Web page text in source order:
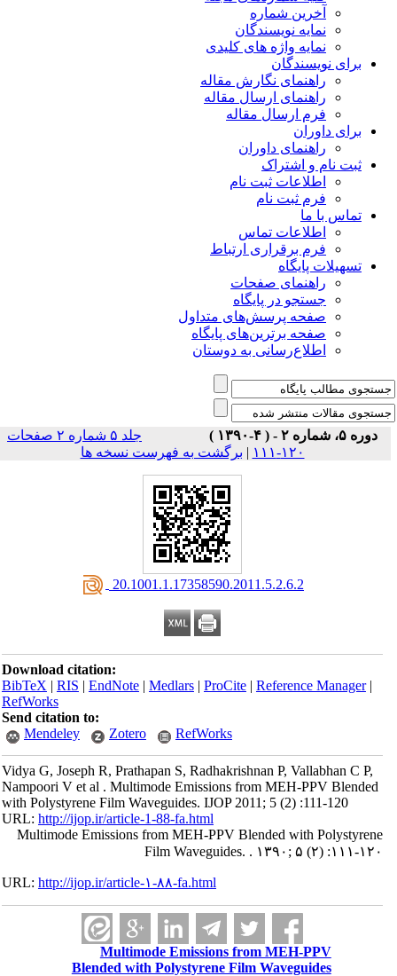
آخرین شماره
نمایه نویسندگان
نمایه واژه های کلیدی
برای نویسندگان
راهنمای نگارش مقاله
راهنمای ارسال مقاله
فرم ارسال مقاله
برای داوران
راهنمای داوران
ثبت نام و اشتراک
اطلاعات ثبت نام
فرم ثبت نام
تماس با ما
اطلاعات تماس
فرم برقراری ارتباط
تسهیلات پایگاه
راهنمای صفحات
جستجو در پایگاه
صفحه پرسش‌های متداول
صفحه برترین‌های پایگاه
اطلاع‌رسانی به دوستان
دوره ۵، شماره ۲ - ( ۴-۱۳۹۰ )
جلد ۵ شماره ۲ صفحات
۱۲۰-۱۱۱
| برگشت به فهرست نسخه ها
‎ 20.1001.1.17358590.2011.5.2.6.2
Download citation:
BibTeX|RIS|EndNote|Medlars|ProCite|Reference Manager
RefWorks
Send citation to:
Mendeley
Zotero RefWorks
Vidya G, Joseph R, Prathapan S, Radhakrishnan P, Vallabhan C P,
Nampoori V et al . Multimode Emissions from MEH-PPV Blended
with Polystyrene Film Waveguides. IJOP 2011; 5 (2) :111-120
URL:http://ijop.ir/article-1-88-fa.html
Multimode Emissions from MEH-PPV Blended with Polystyrene
Film Waveguides. . ۱۳۹۰; ۵ (۲) :۱۱۱-۱۲۰
URL:http://ijop.ir/article-۱-۸۸-fa.html
Multimode Emissions from MEH-PPV
Blended with Polystyrene Film Waveguides